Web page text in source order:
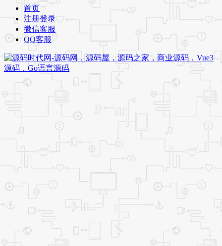
首页
注册登录
微信客服
QQ客服